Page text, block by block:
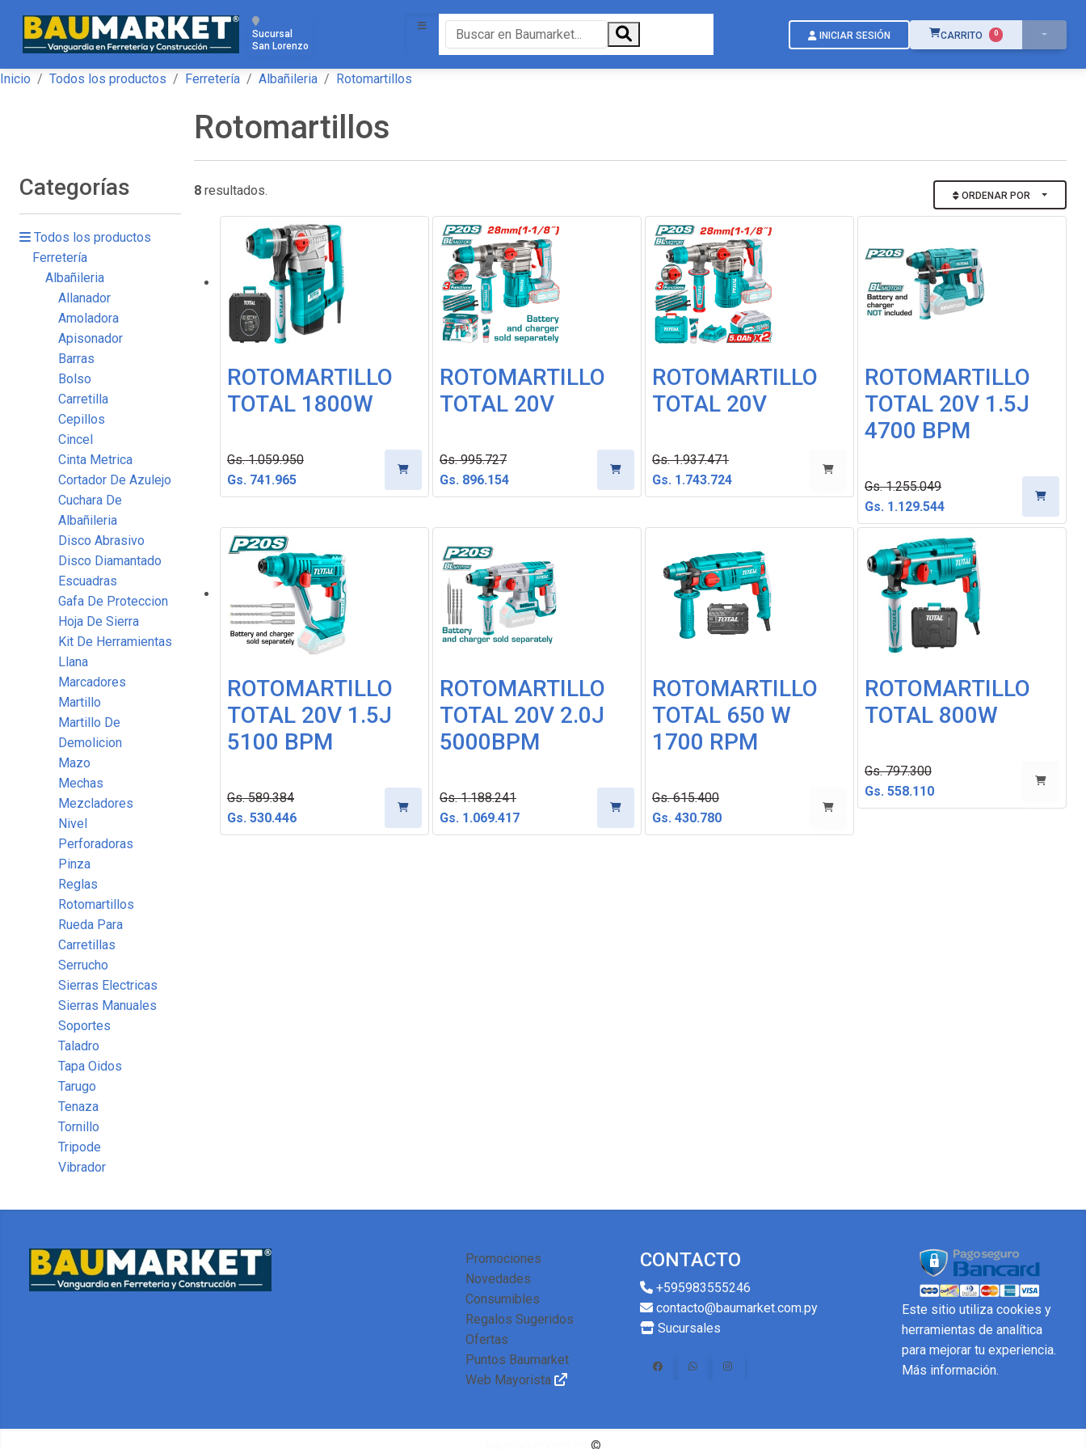
Sucursal
San Lorenzo
INICIAR SESIÓN CARRITO 0ÍTEMS EN EL CARRITO
Inicio Todos los productos Ferretería Albañileria Rotomartillos
Rotomartillos
Categorías
Todos los productos
Ferretería
Albañileria
Allanador
Amoladora
Apisonador
Barras
Bolso
Carretilla
Cepillos
Cincel
Cinta Metrica
Cortador De Azulejo
Cuchara De
Albañileria
Disco Abrasivo
Disco Diamantado
Escuadras
Gafa De Proteccion
Hoja De Sierra
Kit De Herramientas
Llana
Marcadores
Martillo
Martillo De
Demolicion
Mazo
Mechas
Mezcladores
Nivel
Perforadoras
Pinza
Reglas
Rotomartillos
Rueda Para
Carretillas
Serrucho
Sierras Electricas
Sierras Manuales
Soportes
Taladro
Tapa Oidos
Tarugo
Tenaza
Tornillo
Tripode
Vibrador
8 resultados. ORDENAR POR
ROTOMARTILLO
TOTAL 1800W
Gs. 1.059.950
Gs. 741.965
ROTOMARTILLO
TOTAL 20V
Gs. 995.727
Gs. 896.154
ROTOMARTILLO
TOTAL 20V
Gs. 1.937.471
Gs. 1.743.724
ROTOMARTILLO
TOTAL 20V 1.5J
4700 BPM
Gs. 1.255.049
Gs. 1.129.544
ROTOMARTILLO
TOTAL 20V 1.5J
5100 BPM
Gs. 589.384
Gs. 530.446
ROTOMARTILLO
TOTAL 20V 2.0J
5000BPM
Gs. 1.188.241
Gs. 1.069.417
ROTOMARTILLO
TOTAL 650 W
1700 RPM
Gs. 615.400
Gs. 430.780
ROTOMARTILLO
TOTAL 800W
Gs. 797.300
Gs. 558.110
Promociones
Novedades
Consumibles
Regalos Sugeridos
Ofertas
Puntos Baumarket
Web Mayorista
CONTACTO
+595983555246
contacto@baumarket.com.py
Sucursales
Este sitio utiliza cookies y
herramientas de analítica
para mejorar tu experiencia.
Más información.
©